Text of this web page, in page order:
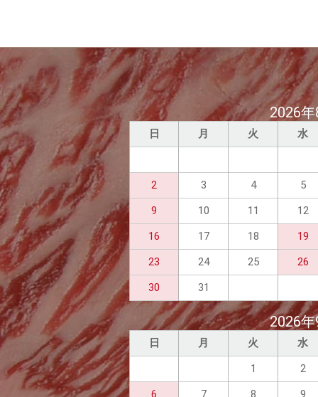
2026
日 月 火 水
2 3 4
5
9
10 11
12
16
17 18
19
23
24 25
26
30
31
2026
日 月 火
水
1
2
6
7 8 9